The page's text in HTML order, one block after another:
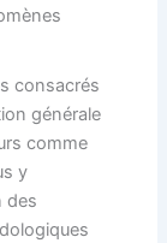
consacrés
générale
comme
y
des